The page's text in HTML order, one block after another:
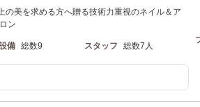
の美を求める方へ贈る技術力重視のネイル＆ア
ン
備 総数9 スタッフ 総数7人